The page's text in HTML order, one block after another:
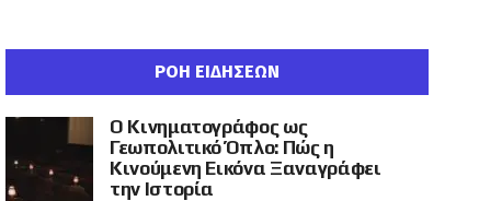
ΡΟΗ ΕΙΔΗΣΕΩΝ
Ο Κινηματογράφος ως
Γεωπολιτικό Όπλο: Πώς η
Κινούμενη Εικόνα Ξαναγράφει
την Ιστορία